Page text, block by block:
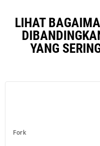
LIHAT
YANG
Fork